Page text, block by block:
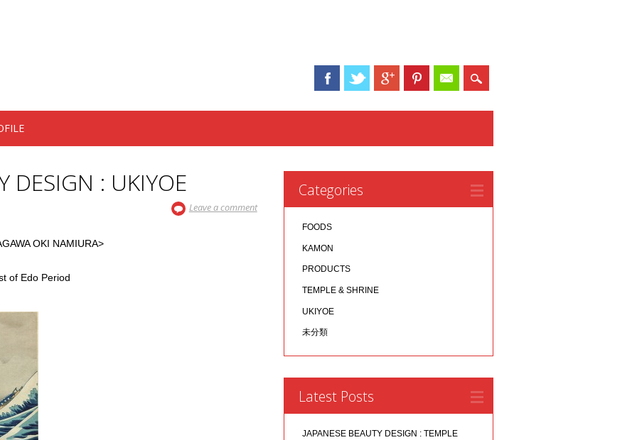
DESIGN : UKIYOE
Leave a comment
OKI NAMIURA>
of Edo Period
Categories
FOODS
KAMON
PRODUCTS
TEMPLE & SHRINE
UKIYOE
未分類
Latest Posts
JAPANESE BEAUTY DESIGN : TEMPLE